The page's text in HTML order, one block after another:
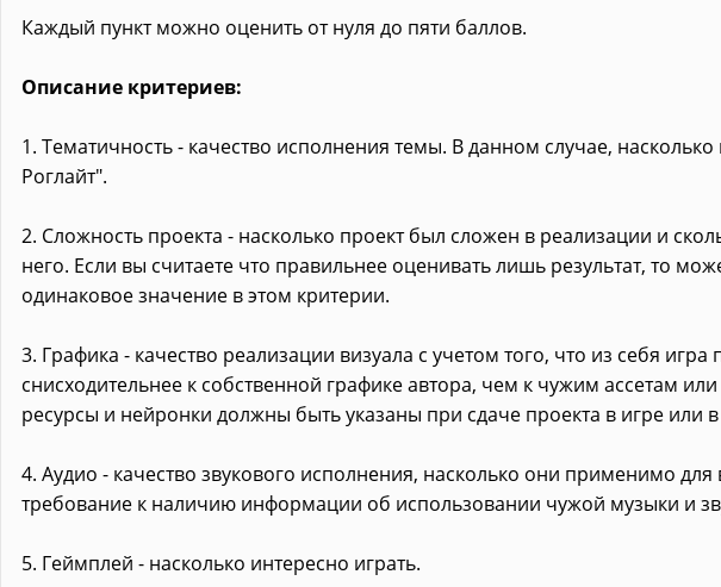
Каждый пункт можно оценить от нуля до пяти баллов.
Описание критериев:
1. Тематичность - качество исполнения темы. В данном случае,
Роглайт".
2. Сложность проекта - насколько проект был сложен в реализации и
него. Если вы считаете что правильнее оценивать лишь результат, то
одинаковое значение в этом критерии.
3. Графика - качество реализации визуала с учетом того, что из себя игра
снисходительнее к собственной графике автора, чем к чужим ассетам
ресурсы и нейронки должны быть указаны при сдаче проекта в игре или в
4. Аудио - качество звукового исполнения, насколько они применимо
требование к наличию информации об использовании чужой музыки и
5. Геймплей - насколько интересно играть.